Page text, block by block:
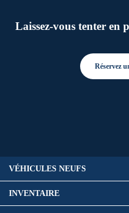
Laissez-vous tenter en
Réservez
VÉHICULES NEUFS
INVENTAIRE